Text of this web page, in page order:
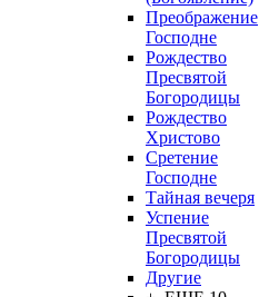
Преображение
Господне
Рождество
Пресвятой
Богородицы
Рождество
Христово
Сретение
Господне
Тайная вечеря
Успение
Пресвятой
Богородицы
Другие